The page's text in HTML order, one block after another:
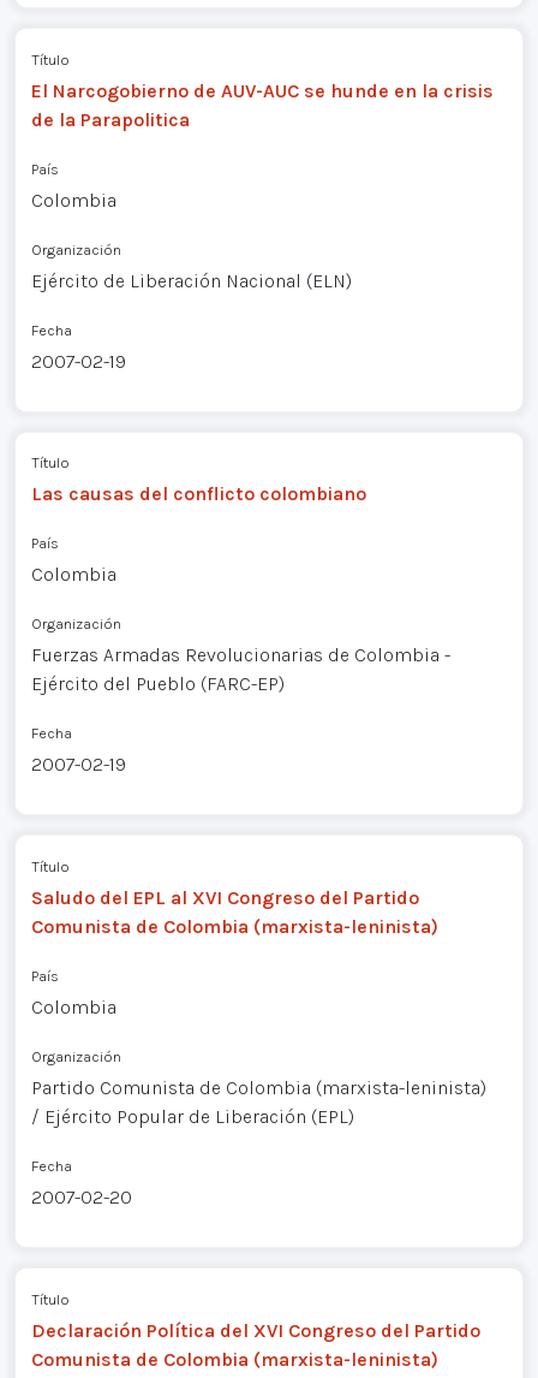
Título
El Narcogobierno de AUV-AUC se hunde en la crisis
de la Parapolitica
País
Colombia
Organización
Ejército de Liberación Nacional (ELN)
Fecha
2007-02-19
Título
Las causas del conflicto colombiano
País
Colombia
Organización
Fuerzas Armadas Revolucionarias de Colombia -
Ejército del Pueblo (FARC-EP)
Fecha
2007-02-19
Título
Saludo del EPL al XVI Congreso del Partido
Comunista de Colombia (marxista-leninista)
País
Colombia
Organización
Partido Comunista de Colombia (marxista-leninista)
/ Ejército Popular de Liberación (EPL)
Fecha
2007-02-20
Título
Declaración Política del XVI Congreso del Partido
Comunista de Colombia (marxista-leninista)